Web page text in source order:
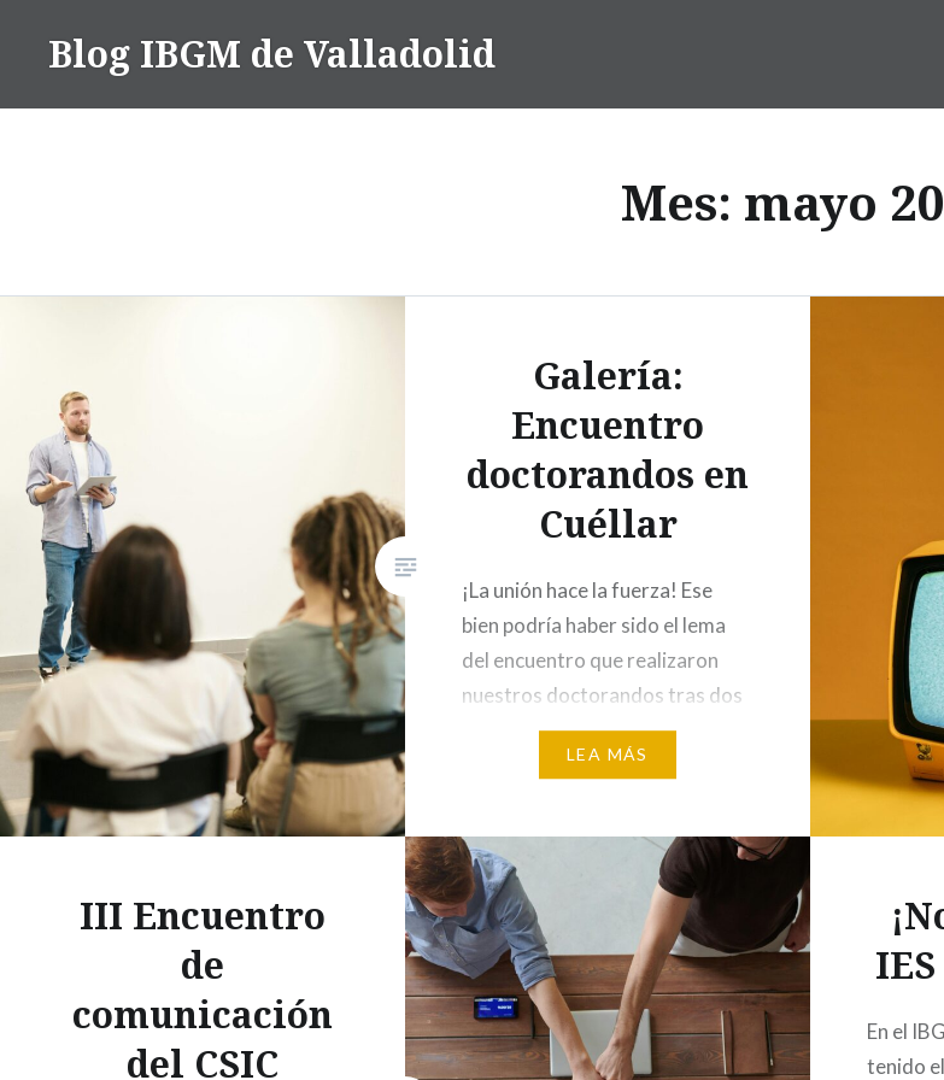
contenidoBlog IBGM de Valladolid
Mes: mayo
Galería:
Encuentro
doctorandos en
Cuéllar
¡La unión hace la fuerza! Ese
bien podría haber sido el lema
del encuentro que realizaron
nuestros doctorandos tras dos
días de compartir
presentaciones, conocimientos
Programa de Doctorado en
Investigación Biomédica de la
Universidad de Valladolid,
realizado en Cuéllar. Laura
Senovilla, investigadora del
IBGM de Valladolid e IP del
grupo…
LEA MÁS
III Encuentro
de
comunicación
del CSIC
En el
tenido